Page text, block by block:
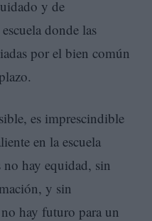
y de
donde las
por el bien común
es imprescindible
en la escuela
hay equidad, sin
y sin
hay futuro para un